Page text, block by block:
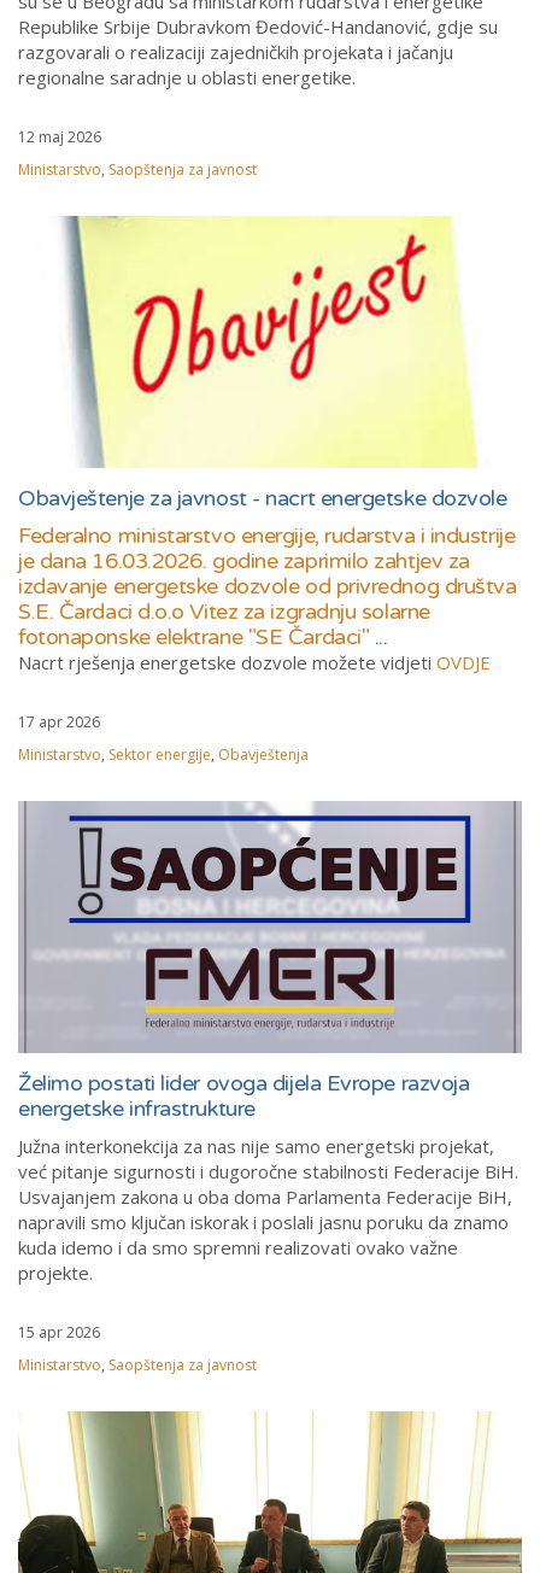
Republike Srbije Dubravkom Đedović-Handanović, gdje su
razgovarali o realizaciji zajedničkih projekata i jačanju
regionalne saradnje u oblasti energetike.
12 maj 2026
Ministarstvo, Saopštenja za javnost
Obavještenje za javnost - nacrt energetske dozvole
Federalno ministarstvo energije, rudarstva i industrije
je dana 16.03.2026. godine zaprimilo zahtjev za
izdavanje energetske dozvole od privrednog društva
S.E. Čardaci d.o.o Vitez za izgradnju solarne
fotonaponske elektrane "SE Čardaci" ...
Nacrt rješenja energetske dozvole možete vidjeti OVDJE
17 apr 2026
Ministarstvo, Sektor energije, Obavještenja
Želimo postati lider ovoga dijela Evrope razvoja
energetske infrastrukture
Južna interkonekcija za nas nije samo energetski projekat,
već pitanje sigurnosti i dugoročne stabilnosti Federacije BiH.
Usvajanjem zakona u oba doma Parlamenta Federacije BiH,
napravili smo ključan iskorak i poslali jasnu poruku da znamo
kuda idemo i da smo spremni realizovati ovako važne
projekte.
15 apr 2026
Ministarstvo, Saopštenja za javnost